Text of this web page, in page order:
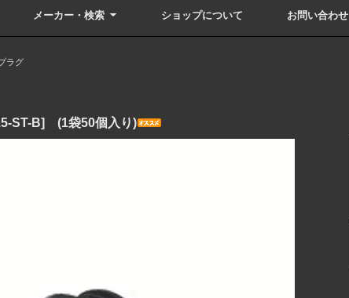
メーカー・検索 ショップについて お問い合わせ
ラグ
ST-B] (1袋50個入り)